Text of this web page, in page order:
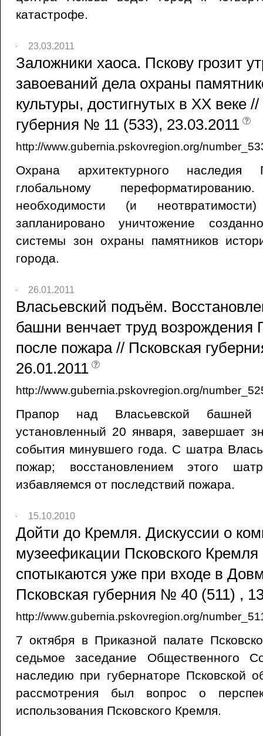
катастрофе.
23.03.2011
Заложники хаоса. Пскову грозит
завоеваний дела охраны
культуры, достигнутых в ХХ веке
губерния № 11 (533), 23.03.2011
http://www.gubernia.pskovregion.org/
Охрана архитектурного наследия
глобальному
необходимости (и
запланировано уничтожение
системы зон охраны памятников
города.
26.01.2011
Власьевский подъём.
башни венчает труд возрождения
после пожара // Псковская
26.01.2011
http://www.gubernia.pskovregion.org/
Прапор над Власьевской башней
установленный 20 января, завершает
события минувшего года. С шатра
пожар; восстановлением этого
избавляемся от последствий пожара.
15.10.2010
Дойти до Кремля. Дискуссии о
музеефикации Псковского Кремля
спотыкаются уже при входе в
Псковская губерния № 40 (511) ,
http://www.gubernia.pskovregion.org/
7 октября в Приказной палате
седьмое заседание Общественного
наследию при губернаторе Псковской
рассмотрения был вопрос о
использования Псковского Кремля.